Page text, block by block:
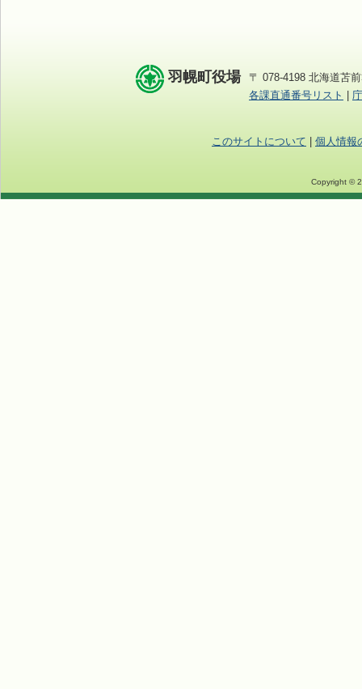
羽幌町役場
〒 078-4198 北海道苫
各課直通番号リスト
このサイトについて 個人情報
Copyright ©